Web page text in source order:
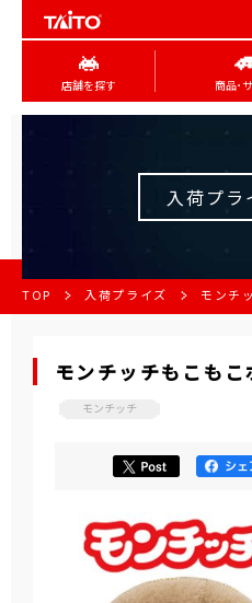
店舗を探す 商品･
入荷プラ
TOP 入荷プライズ モンチ
モンチッチもこもこ
モンチッチ